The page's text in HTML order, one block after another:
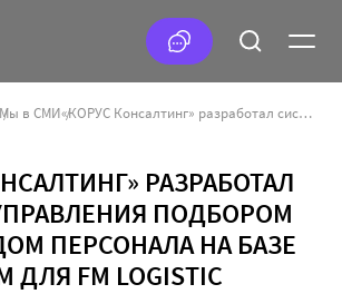
Мы в СМИ «КОРУС Консалтинг» разработал систему управления подбором и переводом персонала на базе K-Team HRM для FM Logistic
РАЗРАБОТАЛ
ПОДБОРОМ
ПЕРСОНАЛА НА БАЗЕ
ДЛЯ FM LOGISTIC